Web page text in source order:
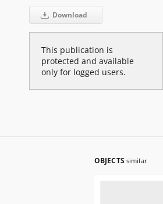
Download
This publication is
protected and available
only for logged users.
OBJECTS similar